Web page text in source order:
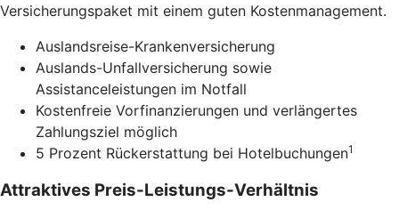
Versicherungspaket mit einem guten Kostenmanagement.
Auslandsreise-Krankenversicherung
Auslands-Unfallversicherung sowie
Assistanceleistungen im Notfall
Kostenfreie Vorfinanzierungen und verlängertes
Zahlungsziel möglich
5 Prozent Rückerstattung bei Hotelbuchungen1
Attraktives Preis-Leistungs-Verhältnis